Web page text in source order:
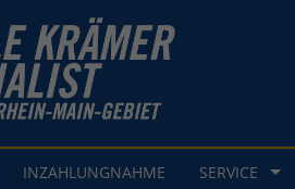
INZAHLUNGNAHME SERVICE